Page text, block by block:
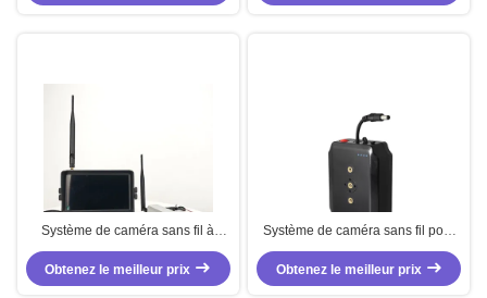
arrière 2412MHZ - 2484MHZ
OEM ODM pour la surveillance de
Système de caméra sans fil à
chariot élévateur de 7 pouces
avec une distance de
transmission de 250 mètres, une
Obtenez le meilleur prix
Système de caméra sans fil pour
chariot élévateur à fourche
universel Système de caméra
pour tracteur 110V AC 220V AC
Obtenez le meilleur prix